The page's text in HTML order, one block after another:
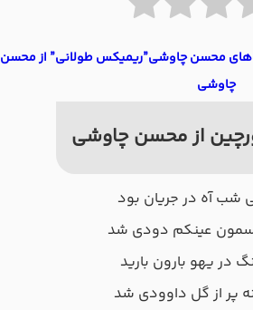
محسن چاوشی”ریمیکس طولانی” از محسن
چاوشی
از محسن چاوشی
شب آه در جریان بود
عینکم دودی شد
در یهو بارون بارید
پر از گل داوودی شد